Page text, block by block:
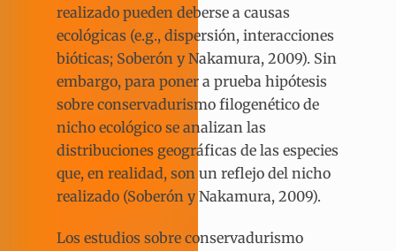
realizado pueden deberse a causas
ecológicas (e.g., dispersión, interacciones
bióticas; Soberón y Nakamura, 2009). Sin
embargo, para poner a prueba hipótesis
sobre conservadurismo filogenético de
nicho ecológico se analizan las
distribuciones geográficas de las especies
que, en realidad, son un reflejo del nicho
realizado (Soberón y Nakamura, 2009).
Los estudios sobre conservadurismo